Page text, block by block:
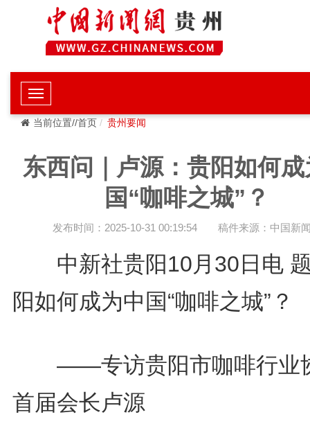
当前位置//首页 贵州要闻
东西问｜卢源：贵阳如何
国“咖啡之城”？
发布时间：2025-10-31 00:19:54 稿件来源：中国新
中新社贵阳10月30日电
阳如何成为中国“咖啡之城”？
——专访贵阳市咖啡行业
首届会长卢源